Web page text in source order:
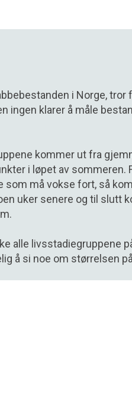
i Norge, tror
ingen klarer å måle
kommer ut fra
i løpet av sommeren.
som må vokse fort, så
uker senere og til slutt
alle livs­stadiegruppene
å si noe om størrelsen